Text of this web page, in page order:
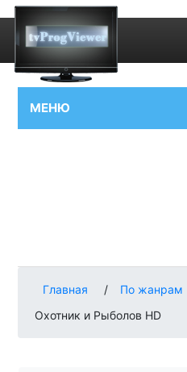
МЕНЮ
Главная / По жанрам
Охотник и Рыболов HD